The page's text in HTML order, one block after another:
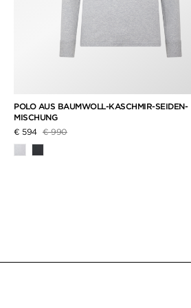
POLO AUS BAUMWOLL-KASCHMIR-SEIDEN-
MISCHUNG
€ 594 Preis reduziert von
€ 990auf